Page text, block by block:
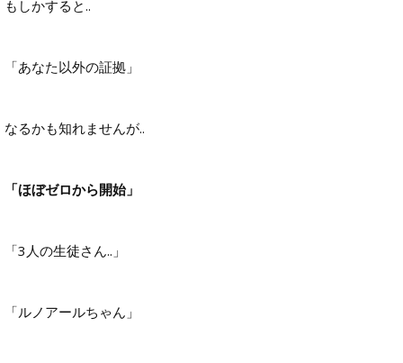
もしかすると..
「あなた以外の証拠」
なるかも知れませんが..
「ほぼゼロから開始」
「3人の生徒さん..」
「ルノアールちゃん」